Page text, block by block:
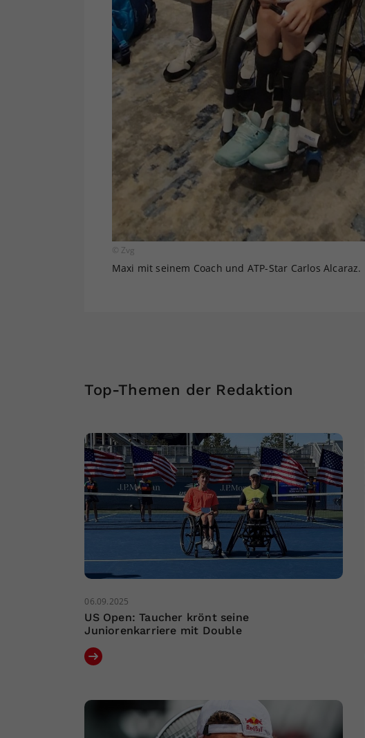
© Zvg
Maxi mit seinem Coach und ATP-Star Carlos Alcaraz.
Top-Themen der Redaktion
06.09.2025
US Open: Taucher krönt seine
Juniorenkarriere mit Double